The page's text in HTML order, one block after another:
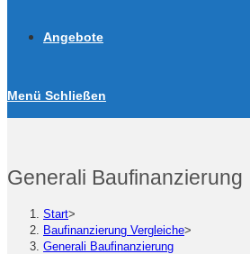
Angebote
Menü Schließen
Generali Baufinanzierung
Start>
Baufinanzierung Vergleiche>
Generali Baufinanzierung